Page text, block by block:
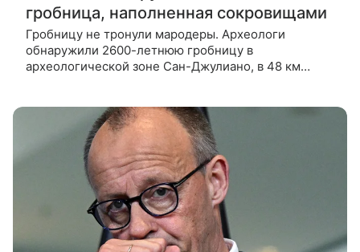
гробница, наполненная сокровищами
Гробницу не тронули мародеры. Археологи
обнаружили 2600-летнюю гробницу в
археологической зоне Сан-Джулиано, в 48 км